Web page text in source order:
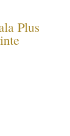
Plus